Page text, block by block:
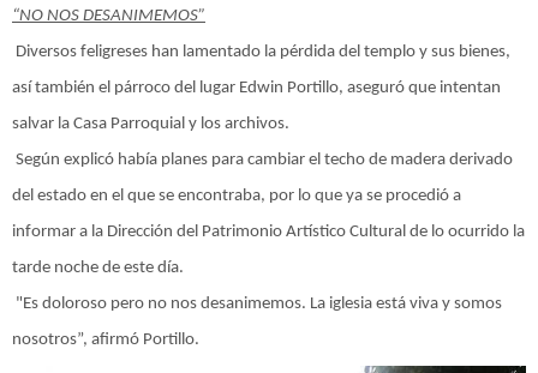
“NO NOS DESANIMEMOS”
Diversos feligreses han lamentado la pérdida del templo y sus bienes,
así también el párroco del lugar Edwin Portillo, aseguró que intentan
salvar la Casa Parroquial y los archivos.
Según explicó había planes para cambiar el techo de madera derivado
del estado en el que se encontraba, por lo que ya se procedió a
informar a la Dirección del Patrimonio Artístico Cultural de lo ocurrido la
tarde noche de este día.
"Es doloroso pero no nos desanimemos. La iglesia está viva y somos
nosotros”, afirmó Portillo.